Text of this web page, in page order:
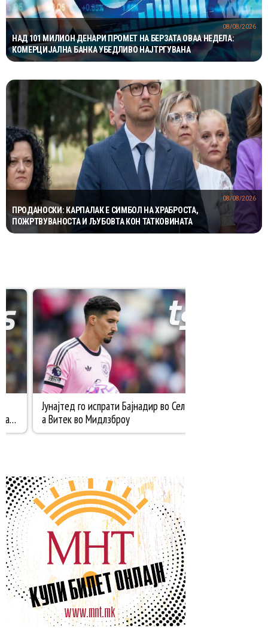
НАД 101 МИЛИОН ДЕНАРИ ПРОМЕТ НА БЕРЗАТА ОВАА НЕДЕЛА:
КОМЕРЦИЈАЛНА БАНКА УБЕДЛИВО НАЈТРГУВАНА
08/08/2026
ПРОДАНОСКИ: КАРПАЛАК Е СИМБОЛ НА ХРАБРОСТА,
ПОЖРТВУВАНОСТА И ЉУБОВТА КОН ТАТКОВИНАТА
08/08/2026